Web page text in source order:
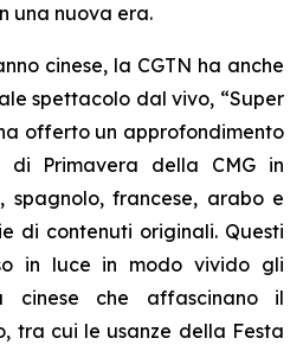
una nuova era.
cinese, la CGTN ha anche
spettacolo dal vivo, “Super
offerto un approfondimento
Primavera della CMG in
spagnolo, francese, arabo e
di contenuti originali. Questi
in luce in modo vivido gli
cinese che affascinano il
tra cui le usanze della Festa